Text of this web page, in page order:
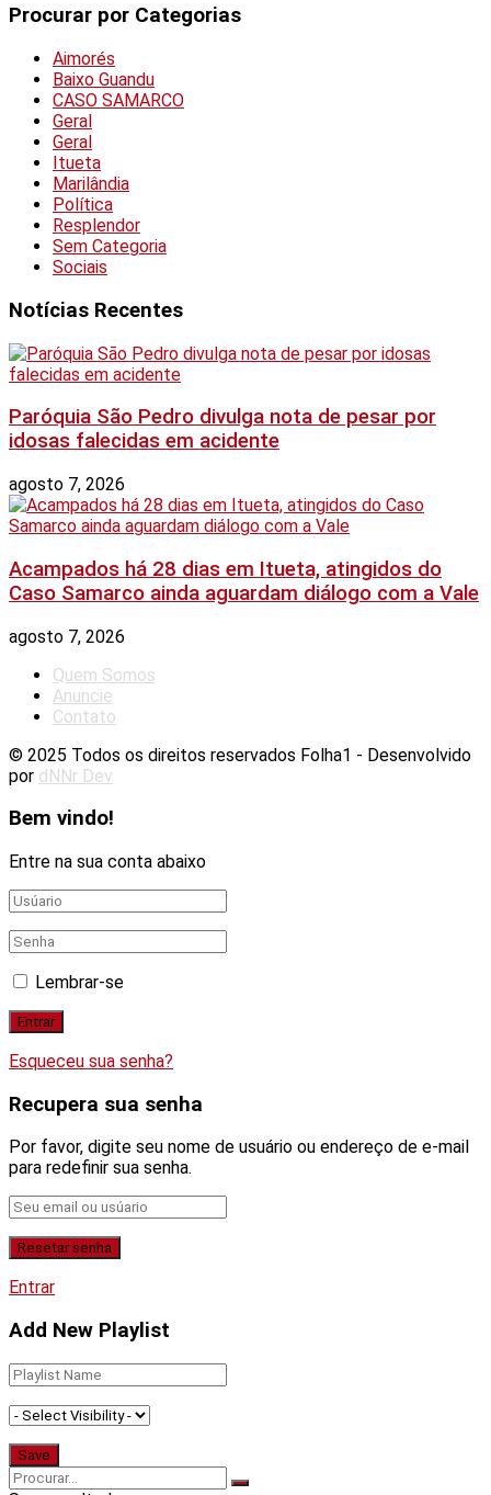
Procurar por Categorias
Aimorés
Baixo Guandu
CASO SAMARCO
Geral
Geral
Itueta
Marilândia
Política
Resplendor
Sem Categoria
Sociais
Notícias Recentes
Paróquia São Pedro divulga nota de pesar por
idosas falecidas em acidente
agosto 7, 2026
Acampados há 28 dias em Itueta, atingidos do
Caso Samarco ainda aguardam diálogo com a Vale
agosto 7, 2026
Quem Somos
Anuncie
Contato
© 2025 Todos os direitos reservados Folha1 - Desenvolvido
por dNNr Dev
Bem vindo!
Entre na sua conta abaixo
Lembrar-se
Esqueceu sua senha?
Recupera sua senha
Por favor, digite seu nome de usuário ou endereço de e-mail
para redefinir sua senha.
Entrar
Add New Playlist